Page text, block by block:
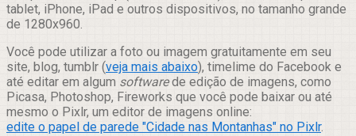
tablet, iPhone, iPad e outros dispositivos, no tamanho grande
de 1280x960.
Você pode utilizar a foto ou imagem gratuitamente em seu
site, blog, tumblr (veja mais abaixo), timelime do Facebook e
até editar em algum softwarede edição de imagens, como
Picasa, Photoshop, Fireworks que você pode baixar ou até
mesmo o Pixlr, um editor de imagens online:
edite o papel de parede "Cidade nas Montanhas" no Pixlr.